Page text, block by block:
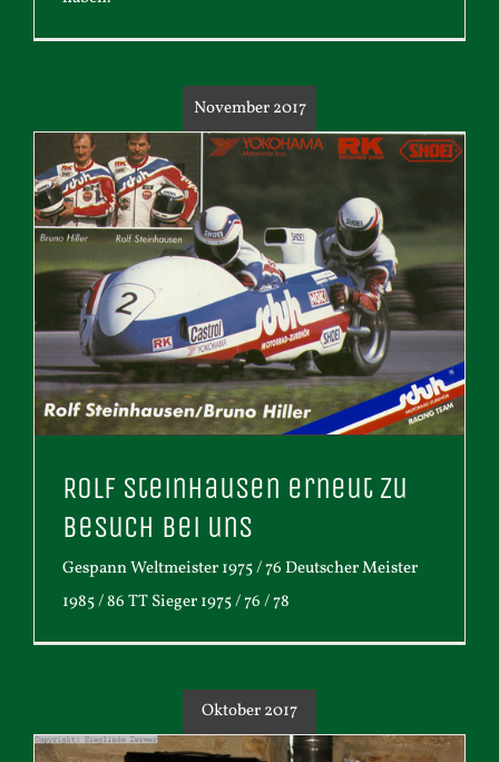
November 2017
Rolf Steinhausen erneut zu
Besuch bei uns
Gespann Weltmeister 1975 / 76 Deutscher Meister
1985 / 86 TT Sieger 1975 / 76 / 78
Oktober 2017